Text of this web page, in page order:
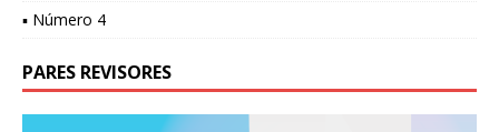
▪ Número 4
PARES REVISORES